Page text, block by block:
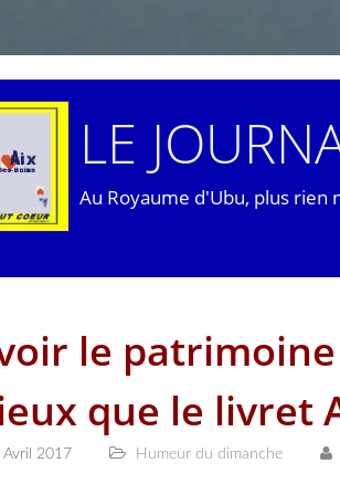
LE
Au Royaume d'Ubu, plus rien
le
que le livret
Avril 2017 Humeur du dimanche